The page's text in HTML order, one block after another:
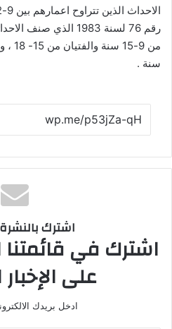
رقم 76 لسنة 1983
سنة .
اشترك بالنشرة
اشترك في قائمتنا
على
ادخل بريدك